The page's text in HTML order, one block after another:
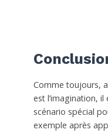
Comme toujours,
est l’imagination,
scénario spécial
exemple après